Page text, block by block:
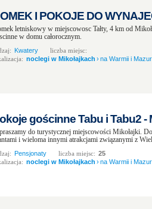
I POKOJE DO
letniskowy w miejscowosc Tałty, 4 km od
w domu całorocznym.
Kwatery
liczba miejsc:
noclegi w Mikołajkach ›na Warmii i
gościnne Tabu i Tabu2 -
do turystycznej miejscowości Mikołajki.
i wieloma innymi atrakcjami związanymi z
Pensjonaty liczba miejsc: 25
noclegi w Mikołajkach ›na Warmii i